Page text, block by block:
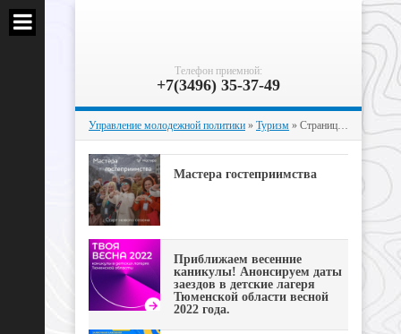
Телефон приемной:
+7(3496) 35-37-49
Управление молодежной политики » Туризм » Страница 3
Мастера гостеприимства
Приближаем весенние
каникулы! Анонсируем даты
заездов в детские лагеря
Тюменской области весной
2022 года.